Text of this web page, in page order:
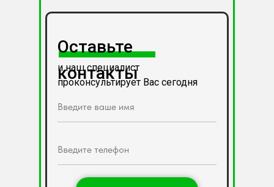
Введите ваше имя
Введите телефон
и наш специалист
проконсультирует Вас сегодня
Оставьте
контакты